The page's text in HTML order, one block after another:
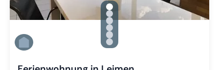
gallery.slide_selector
Zu Slide 1 wechseln
Zu Slide 2 wechseln
Zu Slide 3 wechseln
Zu Slide 4 wechseln
Zu Slide 5 wechseln
Zu Slide 6 wechseln